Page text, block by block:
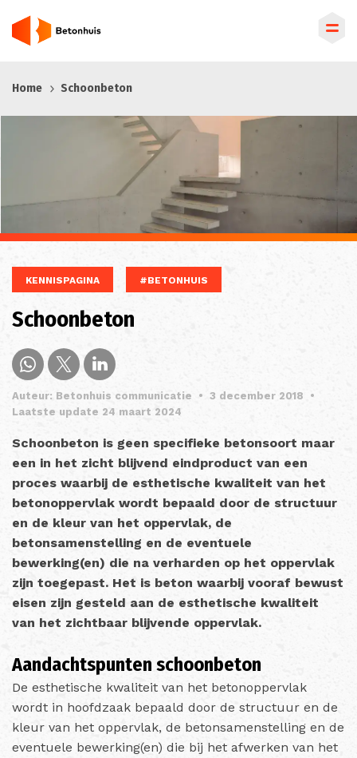
enHome Schoonbeton
KENNISPAGINA #BETONHUIS
Schoonbeton
Auteur: Betonhuis communicatie • 3 december 2018
•
Laatste update 24 maart 2024
Schoonbeton is geen specifieke betonsoort maar
een in het zicht blijvend eindproduct van een
proces waarbij de esthetische kwaliteit van het
betonoppervlak wordt bepaald door de structuur
en de kleur van het oppervlak, de
betonsamenstelling en de eventuele
bewerking(en) die na verharden op het oppervlak
zijn toegepast. Het is beton waarbij vooraf bewust
eisen zijn gesteld aan de esthetische kwaliteit
van het zichtbaar blijvende oppervlak.
Aandachtspunten schoonbeton
De esthetische kwaliteit van het betonoppervlak
wordt in hoofdzaak bepaald door de structuur en de
kleur van het oppervlak, de betonsamenstelling en de
eventuele bewerking(en) die bij het afwerken van het